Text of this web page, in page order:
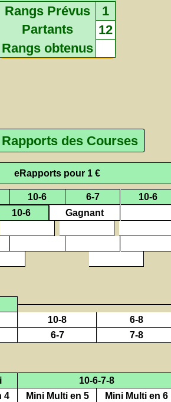
Rangs Prévus
1
Partants
12
Rangs obtenus
Rapports des Courses
eRapports pour 1 €
10-6 6-7
10-6
10-6 Gagnant
10-8
6-8
6-7 7-8
10-6-7-8
4
Mini Multi en 5
Mini Multi en 6